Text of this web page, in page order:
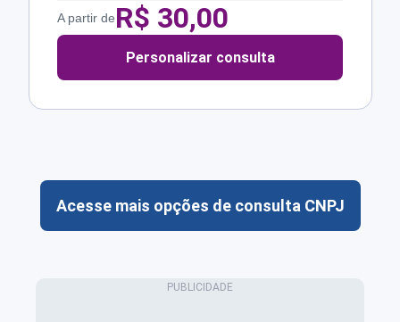
A partir deR$ 30,00
Personalizar consulta
Acesse mais opções de consulta CNPJ